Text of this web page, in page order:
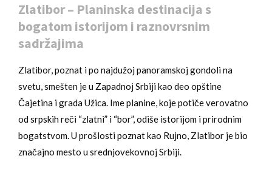
Zlatibor – Planinska destinacija s
bogatom istorijom i raznovrsnim
sadržajima
Zlatibor, poznat i po najdužoj panoramskoj gondoli na
svetu, smešten je u Zapadnoj Srbiji kao deo opštine
Čajetina i grada Užica. Ime planine, koje potiče verovatno
od srpskih reči “zlatni” i “bor”, odiše istorijom i prirodnim
bogatstvom. U prošlosti poznat kao Rujno, Zlatibor je bio
značajno mesto u srednjovekovnoj Srbiji.